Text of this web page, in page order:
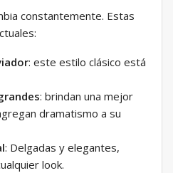
constantemente. Estas
: este estilo clásico está
: brindan una mejor
dramatismo a su
: Delgadas y elegantes,
look.